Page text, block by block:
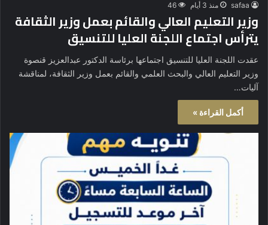
safaa منذ 3 أيام 46
وزير التعليم العالي والقائم بعمل وزير الثقافة
يترأس اجتماع اللجنة العليا للتنسيق
عقدت اللجنة العليا للتنسيق اجتماعها برئاسة الدكتور عبدالعزيز قنصوة
وزير التعليم العالي والبحث العلمي والقائم بعمل وزير الثقافة، لمناقشة
آليات…
أكمل القراءة »